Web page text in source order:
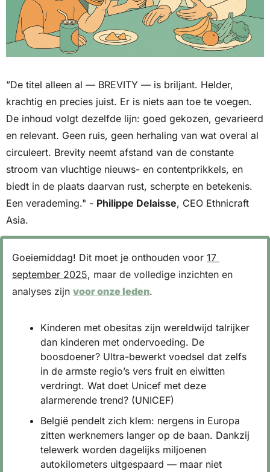
”De titel alleen al — BREVITY — is briljant. Helder,
krachtig en precies juist. Er is niets aan toe te voegen.
De inhoud volgt dezelfde lijn: goed gekozen, gevarieerd
en relevant. Geen ruis, geen herhaling van wat overal al
circuleert. Brevity neemt afstand van de constante
stroom van vluchtige nieuws- en contentprikkels, en
biedt in de plaats daarvan rust, scherpte en betekenis.
Een verademing." - Philippe Delaisse, CEO Ethnicraft
Asia.
Goeiemiddag! Dit moet je onthouden voor 17
september 2025, maar de volledige inzichten en
analyses zijn voor onze leden.
Kinderen met obesitas zijn wereldwijd talrijker
dan kinderen met ondervoeding. De
boosdoener? Ultra-bewerkt voedsel dat zelfs
in de armste regio’s vers fruit en eiwitten
verdringt. Wat doet Unicef met deze
alarmerende trend? (UNICEF)
België pendelt zich klem: nergens in Europa
zitten werknemers langer op de baan. Dankzij
telewerk worden dagelijks miljoenen
autokilometers uitgespaard — maar niet